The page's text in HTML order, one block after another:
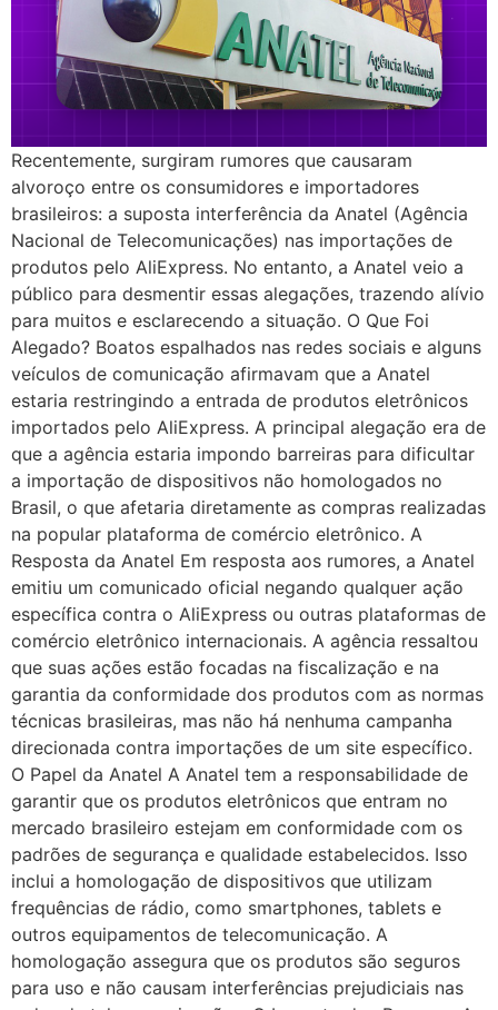
Recentemente, surgiram rumores que causaram
alvoroço entre os consumidores e importadores
brasileiros: a suposta interferência da Anatel (Agência
Nacional de Telecomunicações) nas importações de
produtos pelo AliExpress. No entanto, a Anatel veio a
público para desmentir essas alegações, trazendo alívio
para muitos e esclarecendo a situação. O Que Foi
Alegado? Boatos espalhados nas redes sociais e alguns
veículos de comunicação afirmavam que a Anatel
estaria restringindo a entrada de produtos eletrônicos
importados pelo AliExpress. A principal alegação era de
que a agência estaria impondo barreiras para dificultar
a importação de dispositivos não homologados no
Brasil, o que afetaria diretamente as compras realizadas
na popular plataforma de comércio eletrônico. A
Resposta da Anatel Em resposta aos rumores, a Anatel
emitiu um comunicado oficial negando qualquer ação
específica contra o AliExpress ou outras plataformas de
comércio eletrônico internacionais. A agência ressaltou
que suas ações estão focadas na fiscalização e na
garantia da conformidade dos produtos com as normas
técnicas brasileiras, mas não há nenhuma campanha
direcionada contra importações de um site específico.
O Papel da Anatel A Anatel tem a responsabilidade de
garantir que os produtos eletrônicos que entram no
mercado brasileiro estejam em conformidade com os
padrões de segurança e qualidade estabelecidos. Isso
inclui a homologação de dispositivos que utilizam
frequências de rádio, como smartphones, tablets e
outros equipamentos de telecomunicação. A
homologação assegura que os produtos são seguros
para uso e não causam interferências prejudiciais nas